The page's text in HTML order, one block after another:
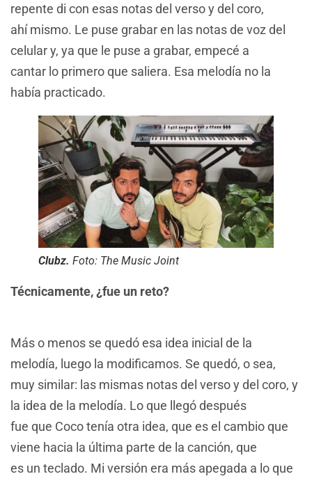
repente di con esas notas del verso y del coro,
ahí mismo. Le puse grabar en las notas de voz del
celular y, ya que le puse a grabar, empecé a
cantar lo primero que saliera. Esa melodía no la
había practicado.
Clubz. Foto: The Music Joint
Técnicamente, ¿fue un reto?
Más o menos se quedó esa idea inicial de la
melodía, luego la modificamos. Se quedó, o sea,
muy similar: las mismas notas del verso y del coro, y
la idea de la melodía. Lo que llegó después
fue que Coco tenía otra idea, que es el cambio que
viene hacia la última parte de la canción, que
es un teclado. Mi versión era más apegada a lo que